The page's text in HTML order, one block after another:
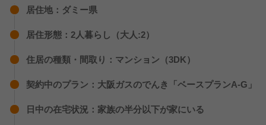
居住地：ダミー県
居住形態：2人暮らし（大人:2）
住居の種類・間取り：マンション（3DK）
契約中のプラン：大阪ガスのでんき「ベースプランA-G」
日中の在宅状況：家族の半分以下が家にいる